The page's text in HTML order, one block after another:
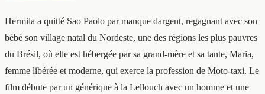
Hermila a quitté Sao Paolo par manque dargent, regagnant avec son
bébé son village natal du Nordeste, une des régions les plus pauvres
du Brésil, où elle est hébergée par sa grand-mère et sa tante, Maria,
femme libérée et moderne, qui exerce la profession de Moto-taxi. Le
film débute par un générique à la Lellouch avec un homme et une